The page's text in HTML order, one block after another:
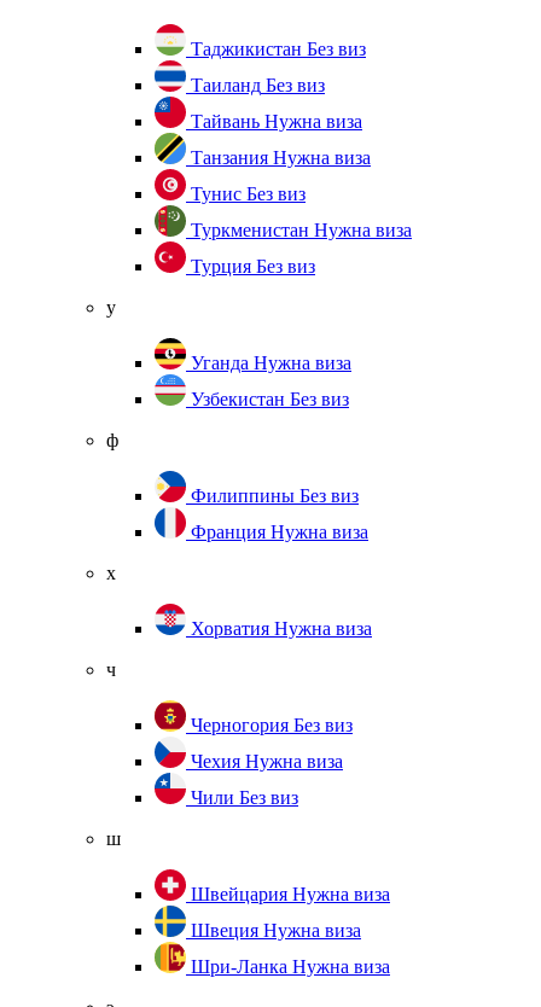
Таджикистан Без виз
Таиланд Без виз
Тайвань Нужна виза
Танзания Нужна виза
Тунис Без виз
Туркменистан Нужна виза
Турция Без виз
у
Уганда Нужна виза
Узбекистан Без виз
ф
Филиппины Без виз
Франция Нужна виза
х
Хорватия Нужна виза
ч
Черногория Без виз
Чехия Нужна виза
Чили Без виз
ш
Швейцария Нужна виза
Швеция Нужна виза
Шри-Ланка Нужна виза